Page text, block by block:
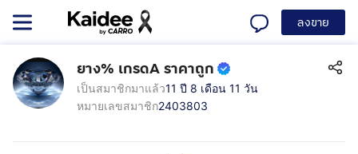
ลงขาย
ยาง% เกรดA ราคาถูก
เป็นสมาชิกมาแล้ว11 ปี 8 เดือน 11 วัน
หมายเลขสมาชิก2403803